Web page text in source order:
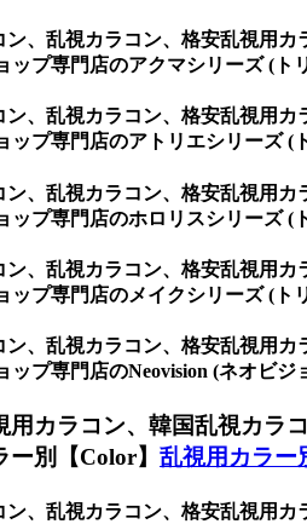
、乱視カラコン、格安乱視用
ップ専門店のアクマシリーズ (ト
、乱視カラコン、格安乱視用
ップ専門店のアトリエシリーズ (
、乱視カラコン、格安乱視用
ップ専門店のホロリスシリーズ (
、乱視カラコン、格安乱視用
ップ専門店のメイクシリーズ (ト
、乱視カラコン、格安乱視用
プ専門店のNeovision (ネオビジ
カラコン、韓国乱視カラ
別【Color】 乱視用カラー
、乱視カラコン、格安乱視用